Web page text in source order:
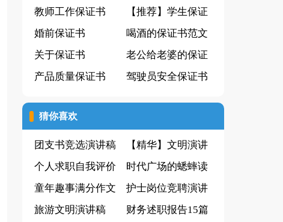
议书(15篇)
教师工作保证书
【推荐】学生保证
书
婚前保证书
喝酒的保证书范文
14篇
关于保证书
老公给老婆的保证
书
产品质量保证书
驾驶员安全保证书
猜你喜欢
团支书竞选演讲稿
15篇
【精华】文明演讲
稿四篇
个人求职自我评价
15篇
时代广场的蟋蟀读
后感(15篇)
童年趣事满分作文
汇总5篇
护士岗位竞聘演讲
稿
旅游文明演讲稿
财务述职报告15篇